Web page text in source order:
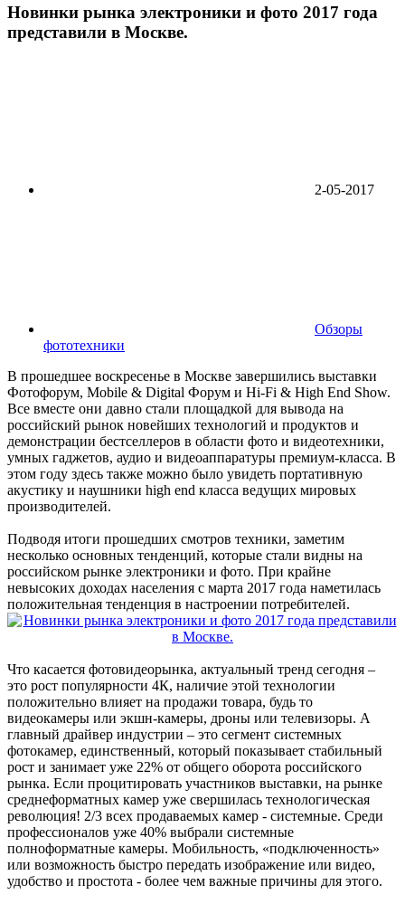
Новинки рынка электроники и фото 2017 года
представили в Москве.
2-05-2017
Обзоры
фототехники
В прошедшее воскресенье в Москве завершились выставки
Фотофорум, Mobile & Digital Форум и Hi-Fi & High End Show.
Все вместе они давно стали площадкой для вывода на
российский рынок новейших технологий и продуктов и
демонстрации бестселлеров в области фото и видеотехники,
умных гаджетов, аудио и видеоаппаратуры премиум-класса. В
этом году здесь также можно было увидеть портативную
акустику и наушники high end класса ведущих мировых
производителей.
Подводя итоги прошедших смотров техники, заметим
несколько основных тенденций, которые стали видны на
российском рынке электроники и фото. При крайне
невысоких доходах населения с марта 2017 года наметилась
положительная тенденция в настроении потребителей.
Что касается фотовидеорынка, актуальный тренд сегодня –
это рост популярности 4К, наличие этой технологии
положительно влияет на продажи товара, будь то
видеокамеры или экшн-камеры, дроны или телевизоры. А
главный драйвер индустрии – это сегмент системных
фотокамер, единственный, который показывает стабильный
рост и занимает уже 22% от общего оборота российского
рынка. Если процитировать участников выставки, на рынке
среднеформатных камер уже свершилась технологическая
революция! 2/3 всех продаваемых камер - системные. Среди
профессионалов уже 40% выбрали системные
полноформатные камеры. Мобильность, «подключенность»
или возможность быстро передать изображение или видео,
удобство и простота - более чем важные причины для этого.